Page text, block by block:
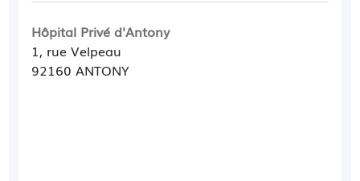
Hôpital Privé d'Antony
1, rue Velpeau
92160 ANTONY